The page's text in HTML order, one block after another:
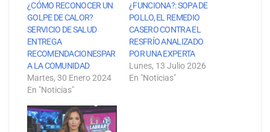
¿CÓMO RECONOCER UN
GOLPE DE CALOR?
SERVICIO DE SALUD
ENTREGA
RECOMENDACIONESPAR
A LA COMUNIDAD
Martes, 30 Enero 2024
En "Noticias"
¿FUNCIONA?: SOPA DE
POLLO, EL REMEDIO
CASERO CONTRA EL
RESFRÍO ANALIZADO
POR UNA EXPERTA
Lunes, 13 Julio 2026
En "Noticias"